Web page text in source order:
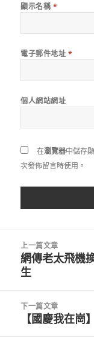
顯示名稱 *
電子郵件地址 *
個人網站網址
在瀏覽器中儲存
次發佈留言時使用。
上一篇文章
上
一
文
章:
網傳老太飛機
生
下一篇文章
下【國慶我在